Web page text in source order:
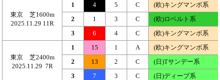
東京 芝1600m
2025.11.29 11R
1 4 5 C (欧)キングマンボ系
2 1 3 C (欧)ロベルト系
3 6 4 C (欧)キングマンボ系
東京 芝2400m
2025.11.29 7R
1 15 1 A (欧)キングマンボ系
2 13 2 C (日)Tサンデー系
3 7 3 C (日)ディープ系